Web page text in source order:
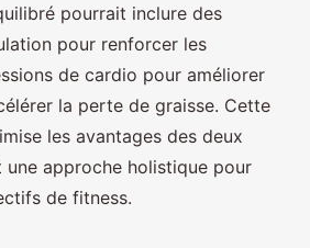
pourrait inclure des
pour renforcer les
de cardio pour améliorer
la perte de graisse. Cette
les avantages des deux
approche holistique pour
de fitness.